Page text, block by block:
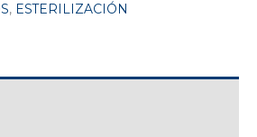
, ESTERILIZACIÓN